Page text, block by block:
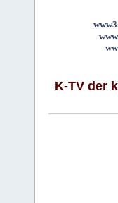
K-TV der